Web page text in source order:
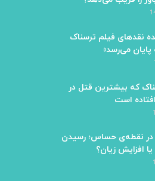
نقدهای فیلم ترسناک
پایان می‌رسد»
که بیشترین قتل در
است
در نقطه‌ی حساس؛ رسیدن
افزایش زیان؟